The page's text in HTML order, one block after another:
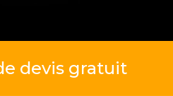
devis gratuit